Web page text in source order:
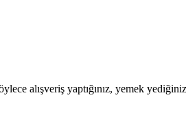
alışveriş yaptığınız, yemek